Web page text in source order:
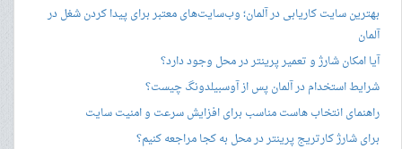
بهترین سایت کاریابی در آلمان؛ وب‌سایت‌های معتبر برای پیدا کردن شغل در
آلمان
آیا امکان شارژ و تعمیر پرینتر در محل وجود دارد؟
شرایط استخدام در آلمان پس از آوسبیلدونگ چیست؟
راهنمای انتخاب هاست مناسب برای افزایش سرعت و امنیت سایت
برای شارژ کارتریج پرینتر در محل به کجا مراجعه کنیم؟